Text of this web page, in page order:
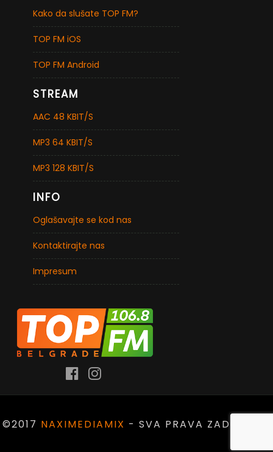
Kako da slušate TOP FM?
TOP FM iOS
TOP FM Android
STREAM
AAC 48 KBIT/S
MP3 64 KBIT/S
MP3 128 KBIT/S
INFO
Oglašavajte se kod nas
Kontaktirajte nas
Impresum
©2017 NAXIMEDIAMIX - SVA PRAVA ZADRŽANA.